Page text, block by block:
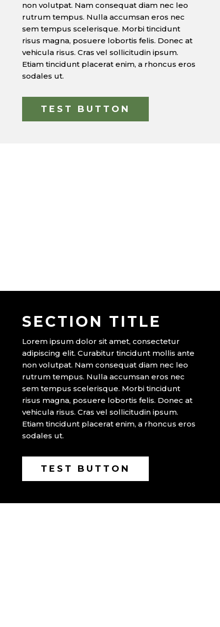
non volutpat. Nam consequat diam nec leo
rutrum tempus. Nulla accumsan eros nec
sem tempus scelerisque. Morbi tincidunt
risus magna, posuere lobortis felis. Donec at
vehicula risus. Cras vel sollicitudin ipsum.
Etiam tincidunt placerat enim, a rhoncus eros
sodales ut.
TEST BUTTON
SECTION TITLE
Lorem ipsum dolor sit amet, consectetur
adipiscing elit. Curabitur tincidunt mollis ante
non volutpat. Nam consequat diam nec leo
rutrum tempus. Nulla accumsan eros nec
sem tempus scelerisque. Morbi tincidunt
risus magna, posuere lobortis felis. Donec at
vehicula risus. Cras vel sollicitudin ipsum.
Etiam tincidunt placerat enim, a rhoncus eros
sodales ut.
TEST BUTTON